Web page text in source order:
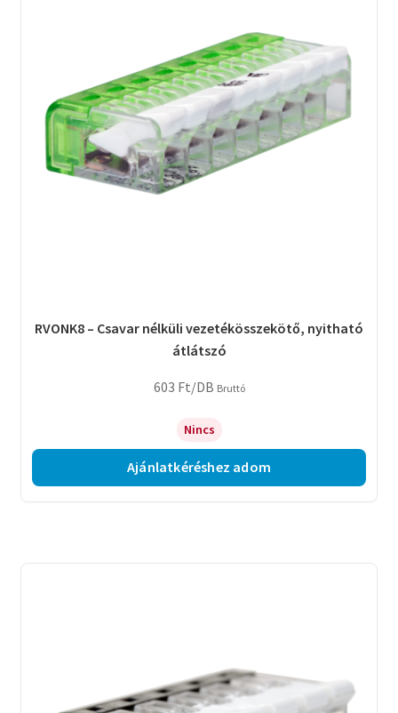
RVONK8 – Csavar nélküli vezetékösszekötő, nyitható
átlátszó
603 Ft/DB Bruttó
Nincs
Ajánlatkéréshez adom